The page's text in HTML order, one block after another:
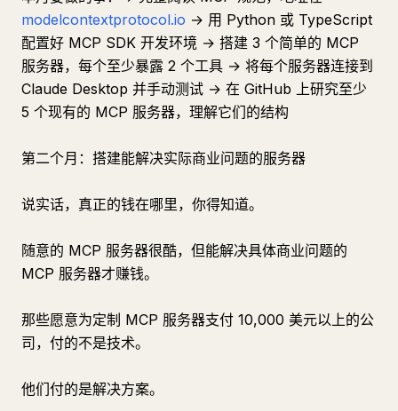
modelcontextprotocol.io → 用 Python 或 TypeScript
配置好 MCP SDK 开发环境 → 搭建 3 个简单的 MCP
服务器，每个至少暴露 2 个工具 → 将每个服务器连接到
Claude Desktop 并手动测试 → 在 GitHub 上研究至少
5 个现有的 MCP 服务器，理解它们的结构
第二个月：搭建能解决实际商业问题的服务器
说实话，真正的钱在哪里，你得知道。
随意的 MCP 服务器很酷，但能解决具体商业问题的
MCP 服务器才赚钱。
那些愿意为定制 MCP 服务器支付 10,000 美元以上的公
司，付的不是技术。
他们付的是解决方案。